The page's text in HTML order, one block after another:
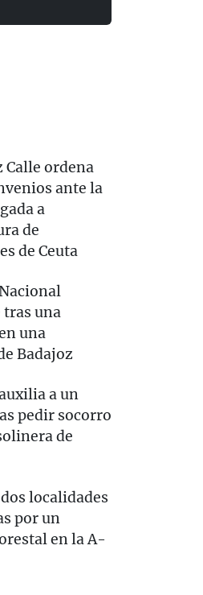
Calle ordena
ante la
a
de
de Ceuta
una
una
Badajoz
a un
pedir socorro
de
localidades
por un
en la A-